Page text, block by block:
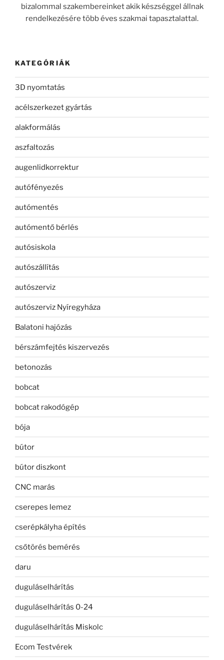
bizalommal szakembereinket akik készséggel állnak
rendelkezésére több éves szakmai tapasztalattal.
KATEGÓRIÁK
3D nyomtatás
acélszerkezet gyártás
alakformálás
aszfaltozás
augenlidkorrektur
autófényezés
autómentés
autómentő bérlés
autósiskola
autószállítás
autószerviz
autószerviz Nyíregyháza
Balatoni hajózás
bérszámfejtés kiszervezés
betonozás
bobcat
bobcat rakodógép
bója
bútor
bútor diszkont
CNC marás
cserepes lemez
cserépkályha építés
csőtörés bemérés
daru
duguláselhárítás
duguláselhárítás 0-24
duguláselhárítás Miskolc
Ecom Testvérek